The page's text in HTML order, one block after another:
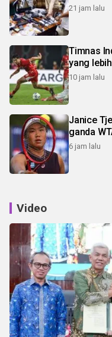
21 jam lalu
Timnas
yang
10 jam lalu
Janice
ganda
6 jam lalu
Video